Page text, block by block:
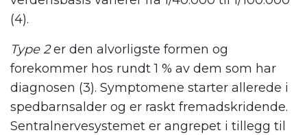
(4).
Type 2er den alvorligste formen og
forekommer hos rundt 1 % av dem som har
diagnosen (3). Symptomene starter allerede i
spedbarnsalder og er raskt fremadskridende.
Sentralnervesystemet er angrepet i tillegg til